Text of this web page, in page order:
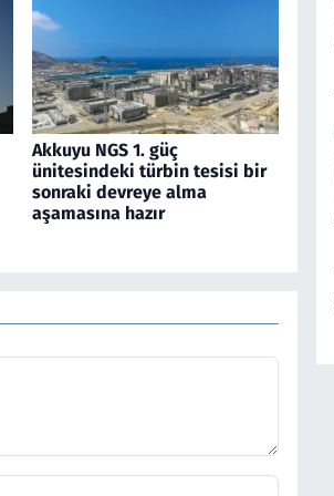
Akkuyu NGS 1. güç
ünitesindeki türbin tesisi bir
sonraki devreye alma
aşamasına hazır